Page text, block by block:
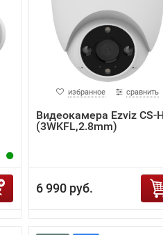
избранное сравнить
Видеокамера Ezviz CS-
(3WKFL,2.8mm)
6 990 руб.